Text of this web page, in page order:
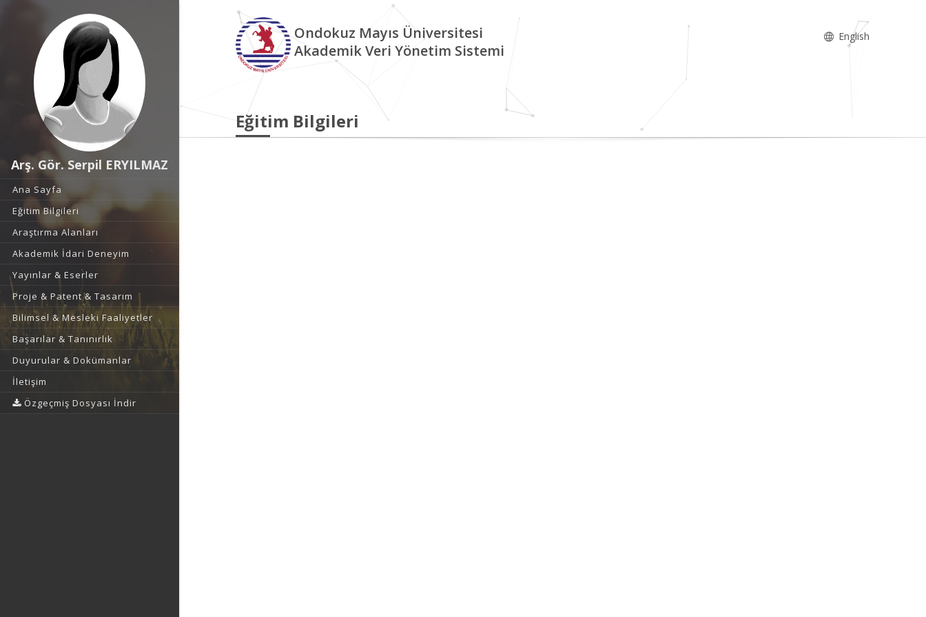
Arş. Gör. Serpil ERYILMAZ
Ana Sayfa
Eğitim Bilgileri
Araştırma Alanları
Akademik İdari Deneyim
Yayınlar & Eserler
Proje & Patent & Tasarım
Bilimsel & Mesleki Faaliyetler
Başarılar & Tanınırlık
Duyurular & Dokümanlar
İletişim
Özgeçmiş Dosyası İndir
Ondokuz Mayıs Üniversitesi
Akademik Veri Yönetim Sistemi
English
Eğitim Bilgileri